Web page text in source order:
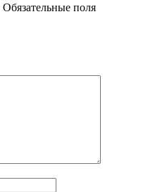
Обязательные поля